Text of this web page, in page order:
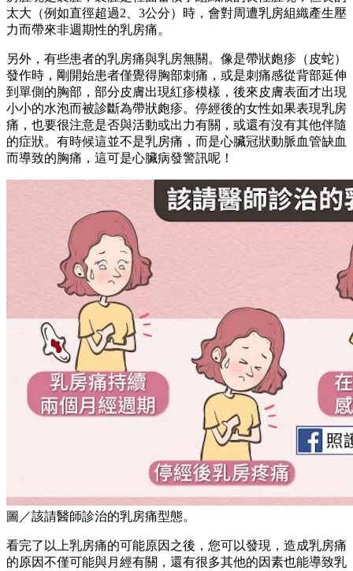
太大（例如直徑超過2、3公分）時，會對周遭乳房組織產生壓
力而帶來非週期性的乳房痛。
另外，有些患者的乳房痛與乳房無關。像是帶狀皰疹（皮蛇）
發作時，剛開始患者僅覺得胸部刺痛，或是刺痛感從背部延伸
到單側的胸部，部分皮膚出現紅疹模樣，後來皮膚表面才出現
小小的水泡而被診斷為帶狀皰疹。停經後的女性如果表現乳房
痛，也要很注意是否與活動或出力有關，或還有沒有其他伴隨
的症狀。有時候這並不是乳房痛，而是心臟冠狀動脈血管缺血
而導致的胸痛，這可是心臟病發警訊呢！
圖／該請醫師診治的乳房痛型態。
看完了以上乳房痛的可能原因之後，您可以發現，造成乳房痛
的原因不僅可能與月經有關，還有很多其他的因素也能導致乳